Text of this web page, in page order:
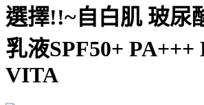
選擇!!~自白肌 玻尿
乳液SPF50+ PA+++
VITA